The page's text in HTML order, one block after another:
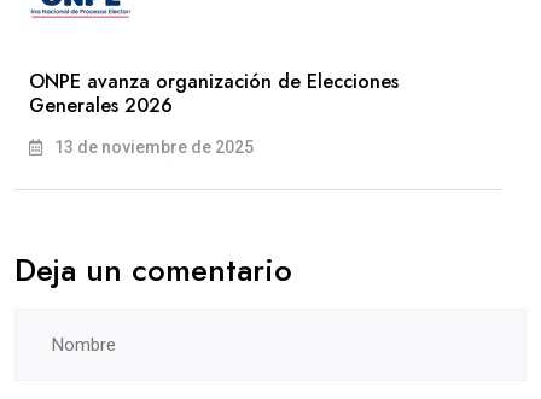
ONPE avanza organización de Elecciones
Generales 2026
13 de noviembre de 2025
Deja un comentario